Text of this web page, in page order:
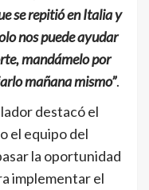
se repitió en Italia y
nos puede ayudar
mandámelo por
mañana mismo”.
destacó el
el equipo del
la oportunidad
implementar el